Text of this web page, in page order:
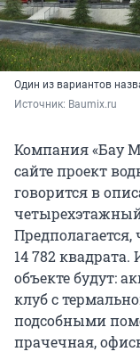
Один из вариантов
Источник: Baumix.ru
Компания «Бау
сайте проект
говорится в
14 782 квадрата.
объекте будут:
клуб с
подсобными
прачечная,